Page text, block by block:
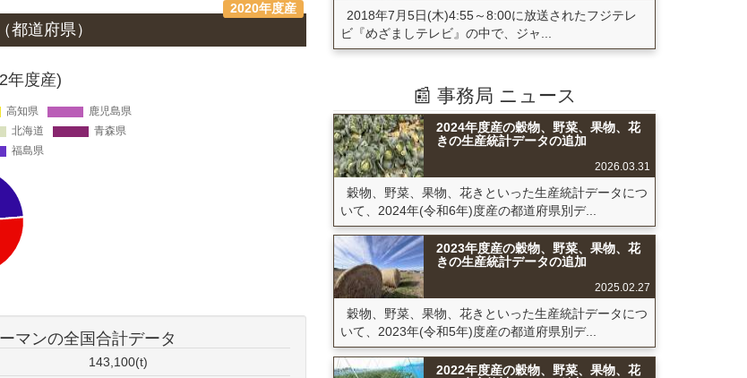
2020年度産
（都道府県）
年度産)
マンの全国合計データ
143,100(t)
2018年7月5日(木)4:55～8:00に放送されたフジテレ
ビ『めざましテレビ』の中で、ジャ...
📰 事務局 ニュース
2024年度産の穀物、野菜、果物、花
きの生産統計データの追加
2026.03.31
穀物、野菜、果物、花きといった生産統計データにつ
いて、2024年(令和6年)度産の都道府県別デ...
2023年度産の穀物、野菜、果物、花
きの生産統計データの追加
2025.02.27
穀物、野菜、果物、花きといった生産統計データにつ
いて、2023年(令和5年)度産の都道府県別デ...
2022年度産の穀物、野菜、果物、花